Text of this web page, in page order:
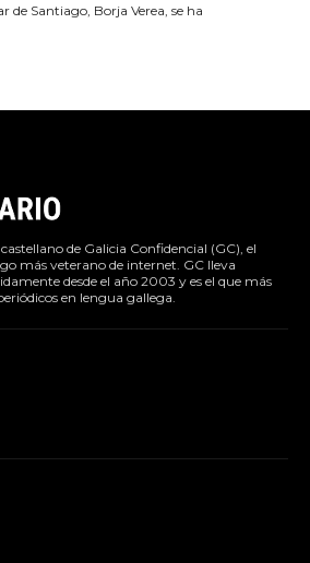
de Santiago, Borja Verea, se ha
de Galicia Confidencial (GC), el
más veterano de internet. GC lleva
desde el año 2003 y es el que más
en lengua gallega.